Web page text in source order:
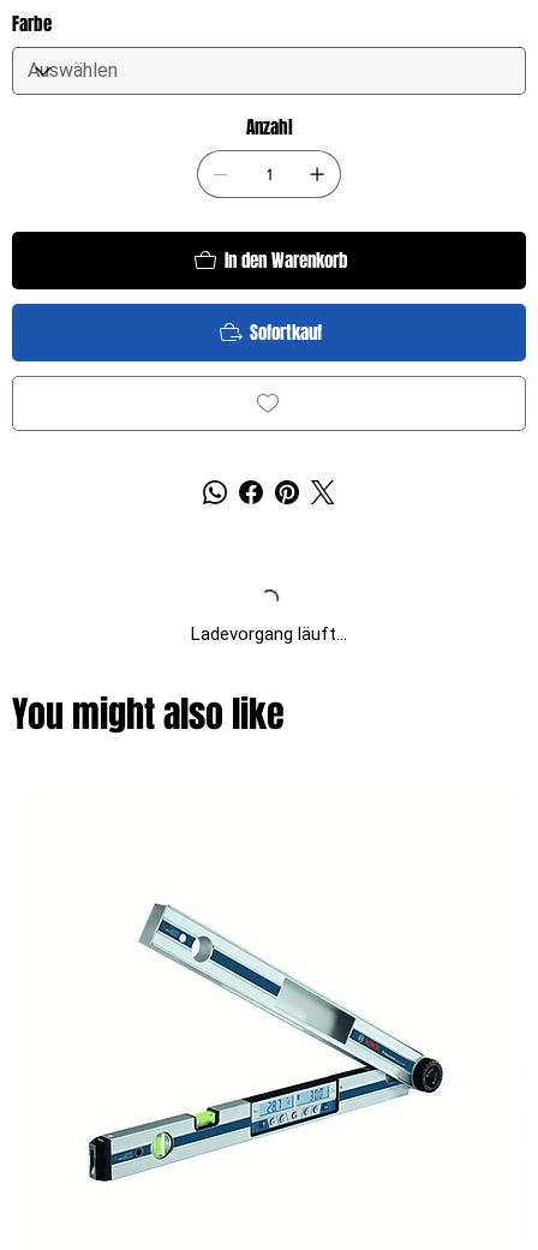
Farbe
Anzahl
In den Warenkorb
Sofortkauf
Ladevorgang läuft...
You might also like